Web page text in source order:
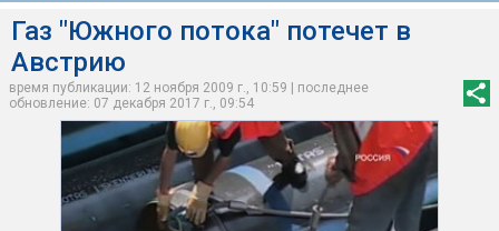
Газ "Южного потока" потечет в
Австрию
время публикации: 12 ноября 2009 г., 10:59 | последнее
обновление: 07 декабря 2017 г., 09:54